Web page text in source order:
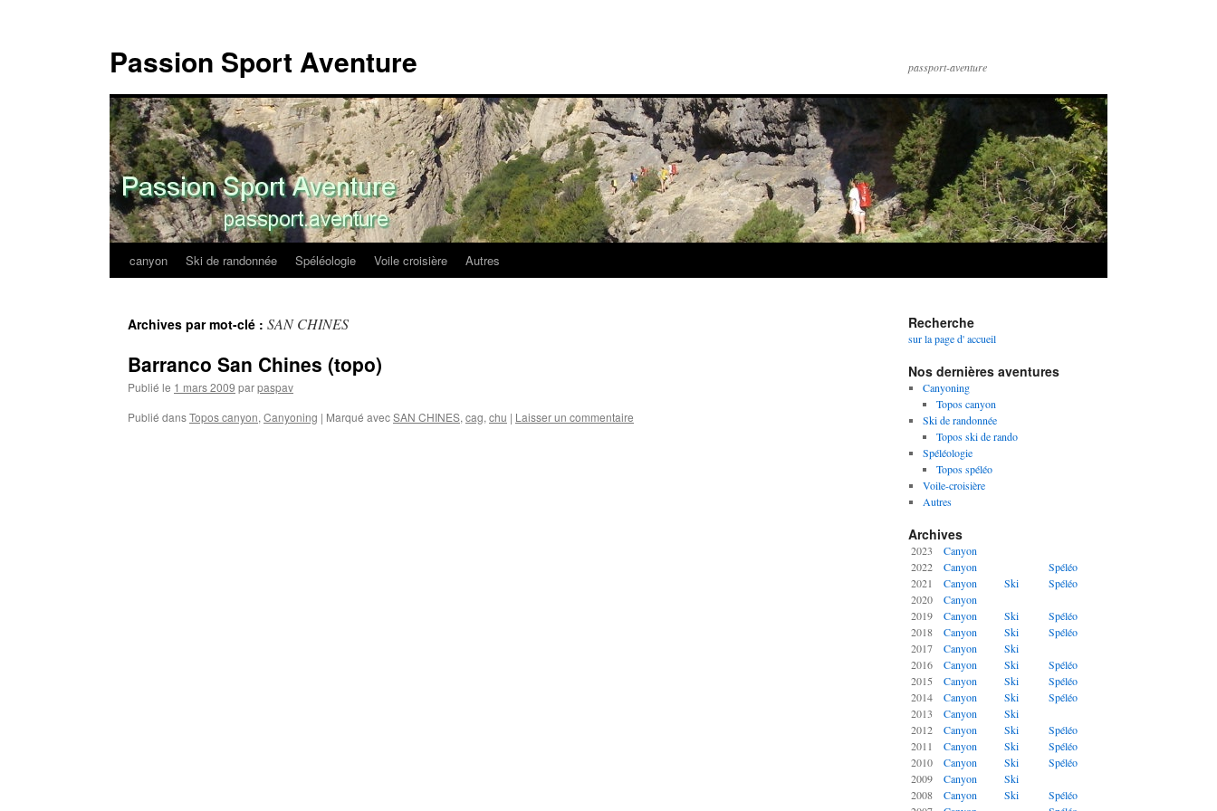
Passion Sport Aventure passport-aventure
Aller
contenu
canyon Ski de randonnée Spéléologie Voile croisière Autres
Archives par mot-clé : SAN CHINES
Barranco San Chines (topo)
Publié le 1 mars 2009 parpaspav
Publié dansTopos canyon, Canyoning | Marqué avecSAN CHINES, cag, chu | Laisser un commentaire
Recherche
sur la page d' accueil
Nos dernières aventures
Canyoning
Topos canyon
Ski de randonnée
Topos ski de rando
Spéléologie
Topos spéléo
Voile-croisière
Autres
Archives
2023
Canyon
2022
Canyon
Spéléo
2021
Canyon Ski
Spéléo
2020
Canyon
2019
Canyon Ski
Spéléo
2018
Canyon Ski
Spéléo
2017
Canyon
Ski
2016
Canyon Ski
Spéléo
2015
Canyon Ski
Spéléo
2014
Canyon Ski
Spéléo
2013
Canyon
Ski
2012
Canyon Ski
Spéléo
2011
Canyon Ski
Spéléo
2010
Canyon Ski
Spéléo
2009
Canyon
Ski
2008
Canyon Ski
Spéléo